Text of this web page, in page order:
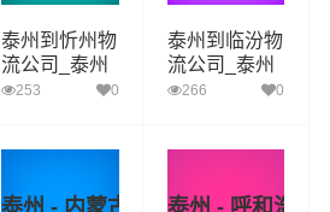
泰州到忻州物
流公司_泰州
到忻州货运_
253 0
泰州到临汾物
流公司_泰州
到临汾货运_
266 0